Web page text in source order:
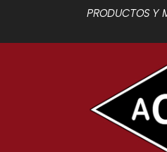
PRODUCTOS Y